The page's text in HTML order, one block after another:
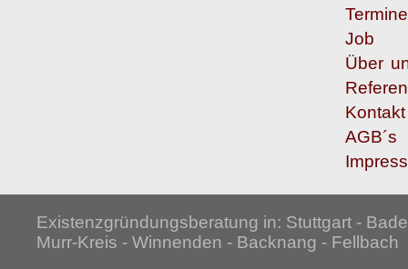
Termine
Job
Über
Kontakt
AGB´s
Existenzgründungsberatung in: Stuttgart -
Murr-Kreis - Winnenden - Backnang - Fellbach